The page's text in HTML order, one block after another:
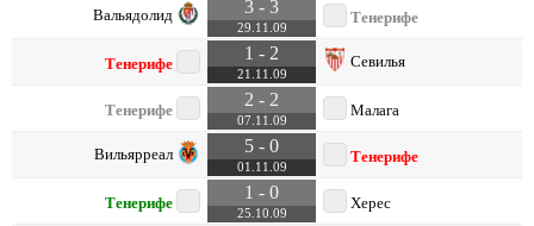
Вальядолид 3 - 3
29.11.09
Тенерифе
Тенерифе
1 - 2
21.11.09
Севилья
Тенерифе
2 - 2
07.11.09
Малага
Вильярреал 5 - 0
01.11.09
Тенерифе
Тенерифе
1 - 0
25.10.09
Херес